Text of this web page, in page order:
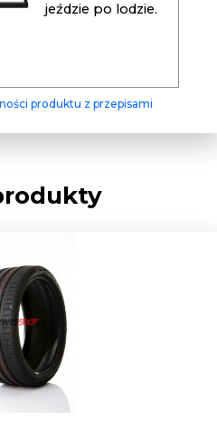
jeździe po lodzie.
produktu z przepisami